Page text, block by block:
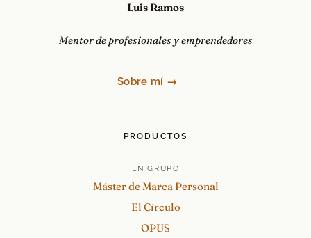
Luis Ramos
Mentor de profesionales y emprendedores
Sobre mí →
PRODUCTOS
EN GRUPO
Máster de Marca Personal
El Círculo
OPUS